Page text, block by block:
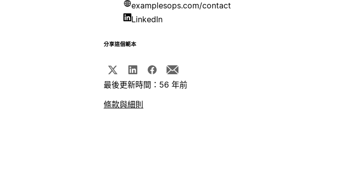
examplesops.com/contact
LinkedIn
分享這個範本
最後更新時間：56 年前
條款與細則